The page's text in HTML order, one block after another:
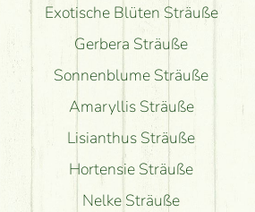
Exotische Blüten Sträuße
Gerbera Sträuße
Sonnenblume Sträuße
Amaryllis Sträuße
Lisianthus Sträuße
Hortensie Sträuße
Nelke Sträuße